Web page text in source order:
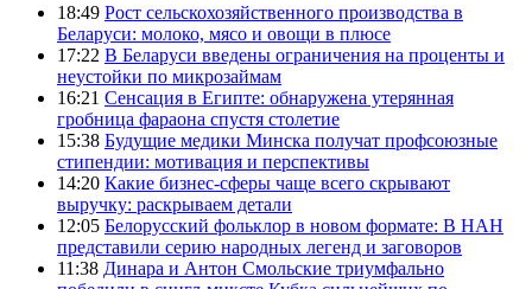
18:49 Рост сельскохозяйственного производства в
Беларуси: молоко, мясо и овощи в плюсе
17:22 В Беларуси введены ограничения на проценты и
неустойки по микрозаймам
16:21 Сенсация в Египте: обнаружена утерянная
гробница фараона спустя столетие
15:38 Будущие медики Минска получат профсоюзные
стипендии: мотивация и перспективы
14:20 Какие бизнес-сферы чаще всего скрывают
выручку: раскрываем детали
12:05 Белорусский фольклор в новом формате: В НАН
представили серию народных легенд и заговоров
11:38 Динара и Антон Смольские триумфально